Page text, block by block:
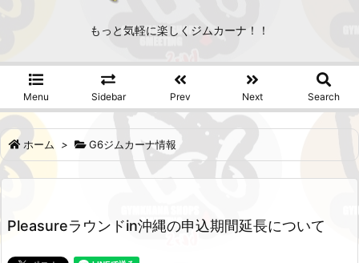
もっと気軽に楽しくジムカーナ！！
Menu Sidebar Prev Next Search
ホーム > G6ジムカーナ情報
Pleasureラウンドin沖縄の申込期間延長について